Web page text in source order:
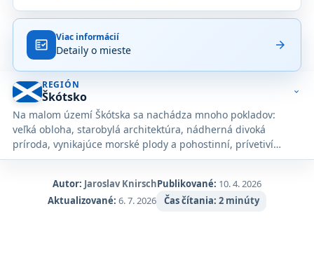
z
na
základe
12 812
hodnotení
na
Google
Maps.
fact_check Viac informácií
Detaily o mieste arrow_forward
REGIÓN
Škótsko
Na malom území Škótska sa nachádza mnoho pokladov:
veľká obloha, starobylá architektúra, nádherná divoká
príroda, vynikajúce morské plody a pohostinní, prívetiví
ľudia.
expand_more
Autor: Jaroslav KnirschPublikované: 10. 4. 2026
Aktualizované: 6. 7. 2026 Čas čítania: 2 minúty